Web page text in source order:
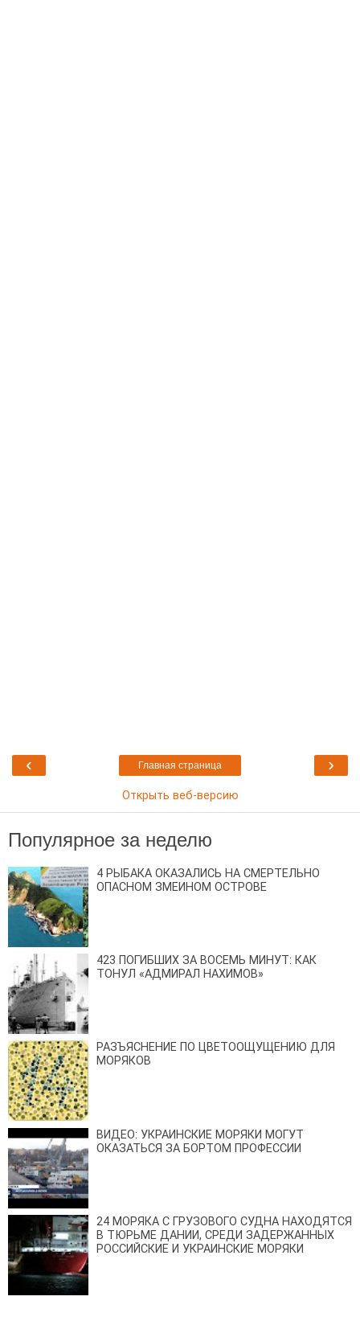
‹ ›
Главная страница
Открыть веб-версию
Популярное за неделю
4 РЫБАКА ОКАЗАЛИСЬ НА СМЕРТЕЛЬНО
ОПАСНОМ ЗМЕИНОМ ОСТРОВЕ
423 ПОГИБШИХ ЗА ВОСЕМЬ МИНУТ: КАК
ТОНУЛ «АДМИРАЛ НАХИМОВ»
РАЗЪЯСНЕНИЕ ПО ЦВЕТООЩУЩЕНИЮ ДЛЯ
МОРЯКОВ
ВИДЕО: УКРАИНСКИЕ МОРЯКИ МОГУТ
ОКАЗАТЬСЯ ЗА БОРТОМ ПРОФЕССИИ
24 МОРЯКА С ГРУЗОВОГО СУДНА НАХОДЯТСЯ
В ТЮРЬМЕ ДАНИИ, СРЕДИ ЗАДЕРЖАННЫХ
РОССИЙСКИЕ И УКРАИНСКИЕ МОРЯКИ